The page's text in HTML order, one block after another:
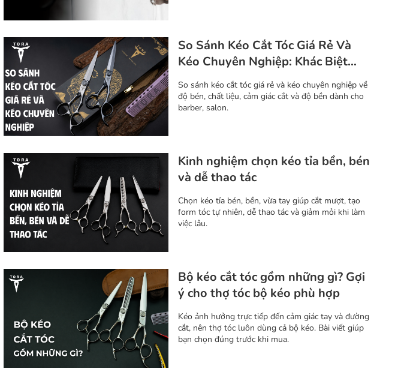
So Sánh Kéo Cắt Tóc Giá Rẻ Và
Kéo Chuyên Nghiệp: Khác Biệt
Nằm Ở Đâu?
So sánh kéo cắt tóc giá rẻ và kéo chuyên nghiệp về
độ bén, chất liệu, cảm giác cắt và độ bền dành cho
barber, salon.
Kinh nghiệm chọn kéo tỉa bền, bén
và dễ thao tác
Chọn kéo tỉa bén, bền, vừa tay giúp cắt mượt, tạo
form tóc tự nhiên, dễ thao tác và giảm mỏi khi làm
việc lâu.
Bộ kéo cắt tóc gồm những gì? Gợi
ý cho thợ tóc bộ kéo phù hợp
Kéo ảnh hưởng trực tiếp đến cảm giác tay và đường
cắt, nên thợ tóc luôn dùng cả bộ kéo. Bài viết giúp
bạn chọn đúng trước khi mua.